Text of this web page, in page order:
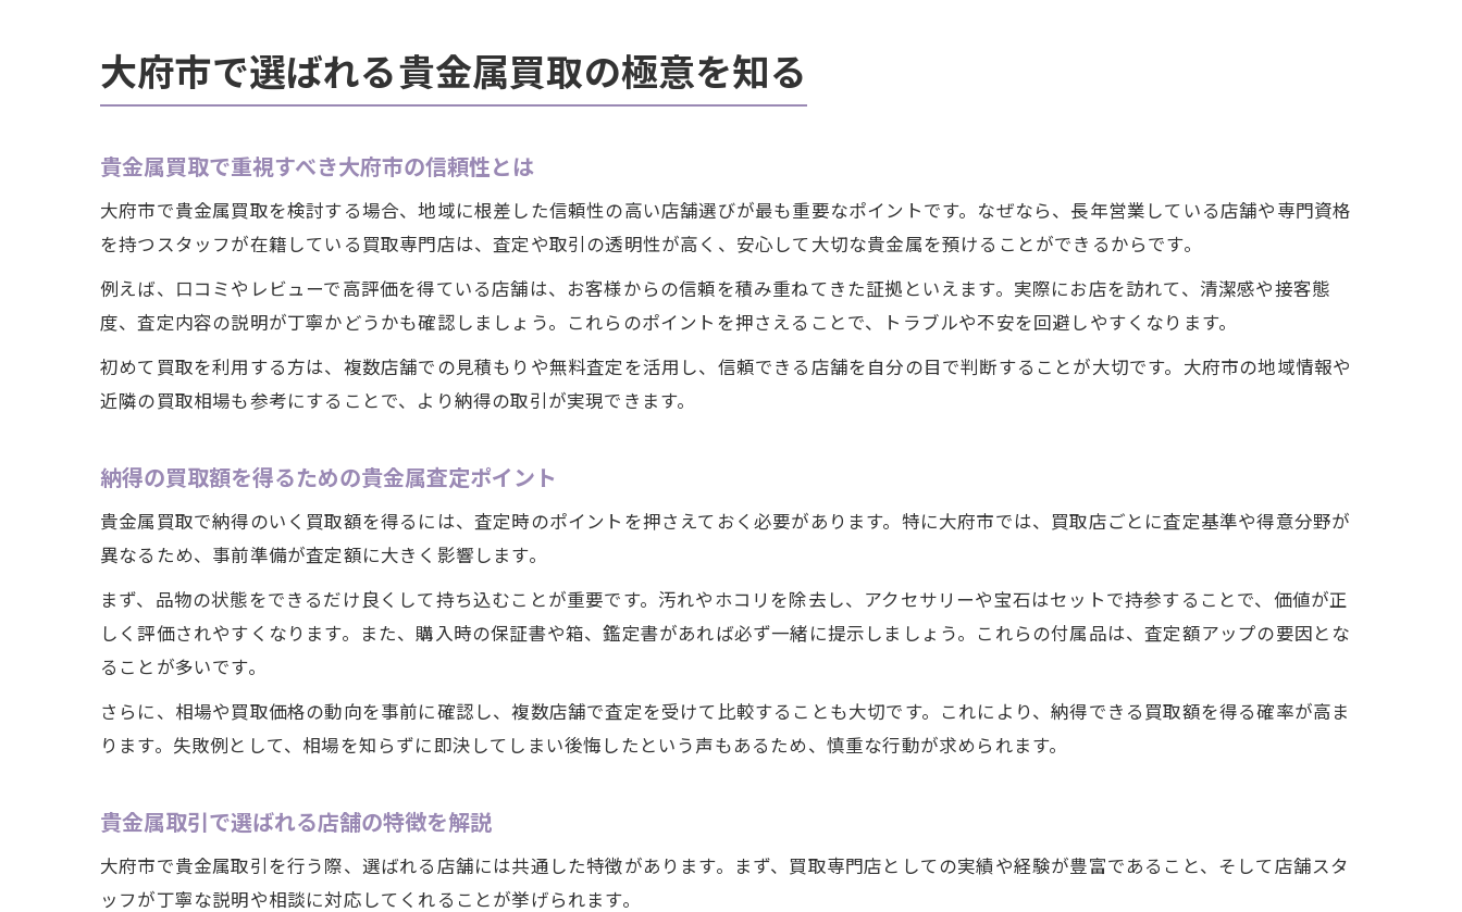
貴金属を高く売るなら納得できる大府市のコツ
貴金属を高額査定で売る大府市のポイント
大府市で賢く貴金属を手放すタイミングとは
貴金属買取店選びで失敗しないコツを紹介
貴金属取引で満足するための大府市流ポイント
大府市で貴金属買取を成功へ導く心構え
満足できる買取額を得るためのチェック項目
貴金属買取の流れと大府市ならではの注意点
愛知県大府市で賢く貴金属を取引する方法
賢く貴金属を売却するための準備とコツ
納得の買取を叶える取引タイミングとは
納得できる買取額へ導く大府市の貴金属事情
相場を味方に納得の買取を手に入れるコツ
大府市で増える貴金属取引の最新動向を分析
大府市で選ばれる貴金属買取の極意を知る
貴金属買取で重視すべき大府市の信頼性とは
大府市で貴金属買取を検討する場合、地域に根差した信頼性の高い店舗選びが最も重要なポイントです。なぜなら、長年営業している店舗や専門資格
を持つスタッフが在籍している買取専門店は、査定や取引の透明性が高く、安心して大切な貴金属を預けることができるからです。
例えば、口コミやレビューで高評価を得ている店舗は、お客様からの信頼を積み重ねてきた証拠といえます。実際にお店を訪れて、清潔感や接客態
度、査定内容の説明が丁寧かどうかも確認しましょう。これらのポイントを押さえることで、トラブルや不安を回避しやすくなります。
初めて買取を利用する方は、複数店舗での見積もりや無料査定を活用し、信頼できる店舗を自分の目で判断することが大切です。大府市の地域情報や
近隣の買取相場も参考にすることで、より納得の取引が実現できます。
納得の買取額を得るための貴金属査定ポイント
貴金属買取で納得のいく買取額を得るには、査定時のポイントを押さえておく必要があります。特に大府市では、買取店ごとに査定基準や得意分野が
異なるため、事前準備が査定額に大きく影響します。
まず、品物の状態をできるだけ良くして持ち込むことが重要です。汚れやホコリを除去し、アクセサリーや宝石はセットで持参することで、価値が正
しく評価されやすくなります。また、購入時の保証書や箱、鑑定書があれば必ず一緒に提示しましょう。これらの付属品は、査定額アップの要因とな
ることが多いです。
さらに、相場や買取価格の動向を事前に確認し、複数店舗で査定を受けて比較することも大切です。これにより、納得できる買取額を得る確率が高ま
ります。失敗例として、相場を知らずに即決してしまい後悔したという声もあるため、慎重な行動が求められます。
貴金属取引で選ばれる店舗の特徴を解説
大府市で貴金属取引を行う際、選ばれる店舗には共通した特徴があります。まず、買取専門店としての実績や経験が豊富であること、そして店舗スタ
ッフが丁寧な説明や相談に対応してくれることが挙げられます。